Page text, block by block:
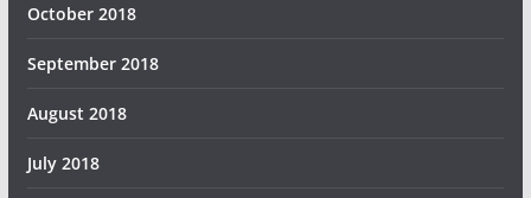
October 2018
September 2018
August 2018
July 2018